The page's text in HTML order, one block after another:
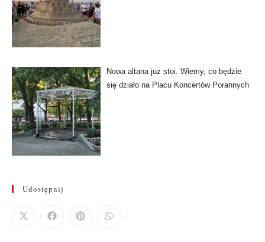
Nowa altana już stoi. Wiemy, co będzie
się działo na Placu Koncertów Porannych
Udostępnij